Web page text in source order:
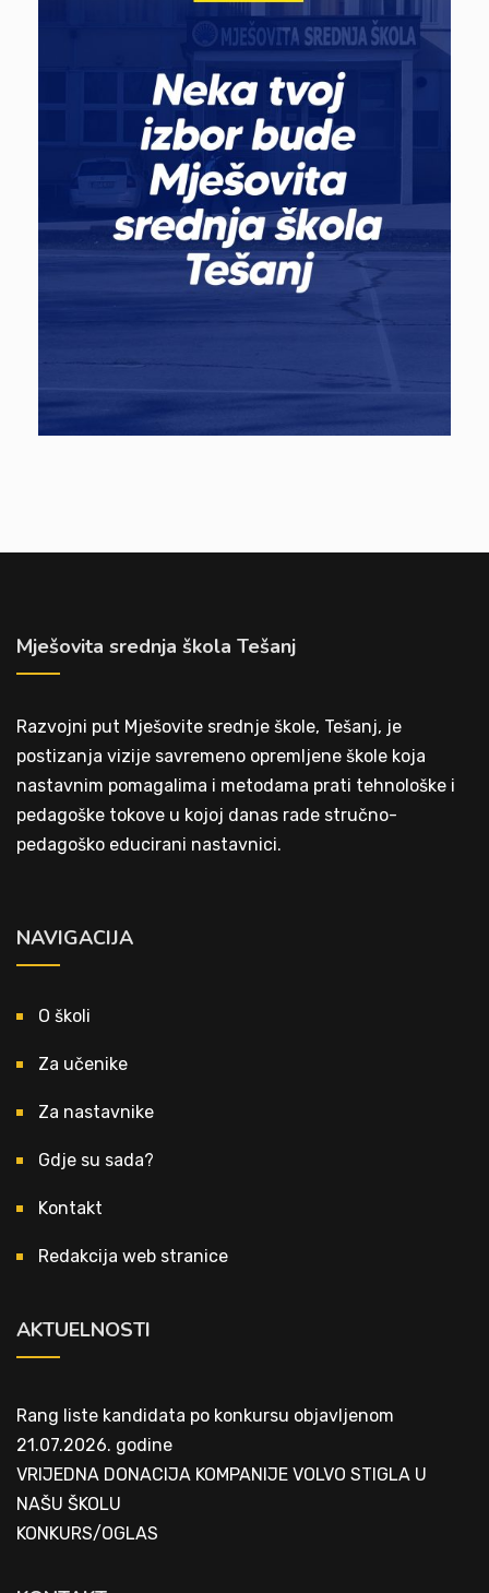
Mješovita srednja škola Tešanj
Razvojni put Mješovite srednje škole, Tešanj, je
postizanja vizije savremeno opremljene škole koja
nastavnim pomagalima i metodama prati tehnološke i
pedagoške tokove u kojoj danas rade stručno-
pedagoško educirani nastavnici.
NAVIGACIJA
O školi
Za učenike
Za nastavnike
Gdje su sada?
Kontakt
Redakcija web stranice
AKTUELNOSTI
Rang liste kandidata po konkursu objavljenom
21.07.2026. godine
VRIJEDNA DONACIJA KOMPANIJE VOLVO STIGLA U
NAŠU ŠKOLU
KONKURS/OGLAS